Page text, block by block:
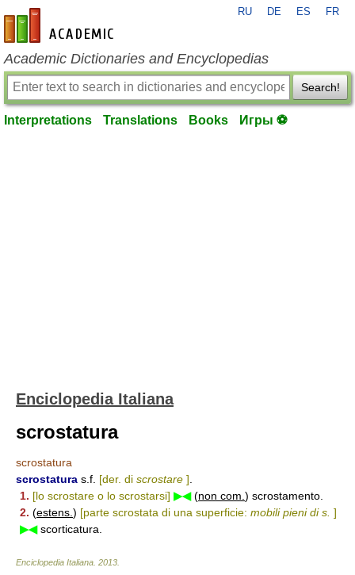
en-academic.com
RU DE ES FR
Academic Dictionaries and Encyclopedias
Search!
Interpretations Translations Books Игры ⚽
Enciclopedia Italiana
scrostatura
scrostatura
scrostatura s.f. [der. di scrostare ]
1. [lo scrostare o lo scrostarsi] ▶◀(non com. ) scrostamento.
2. (estens. ) [parte scrostata di una superficie: mobili pieni di s. ]
▶◀scorticatura.
Enciclopedia Italiana 2013